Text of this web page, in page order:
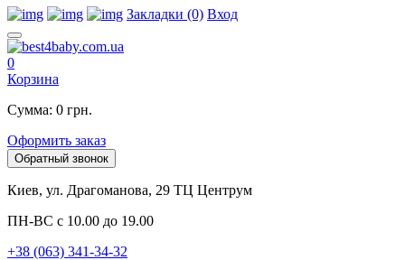
Закладки (0) Вход
0
Корзина
Сумма: 0 грн.
Оформить заказ
Обратный звонок
Киев, ул. Драгоманова, 29 ТЦ Центрум
ПН-ВС с 10.00 до 19.00
+38 (063) 341-34-32